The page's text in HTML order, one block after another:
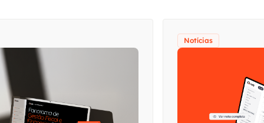
Notícias